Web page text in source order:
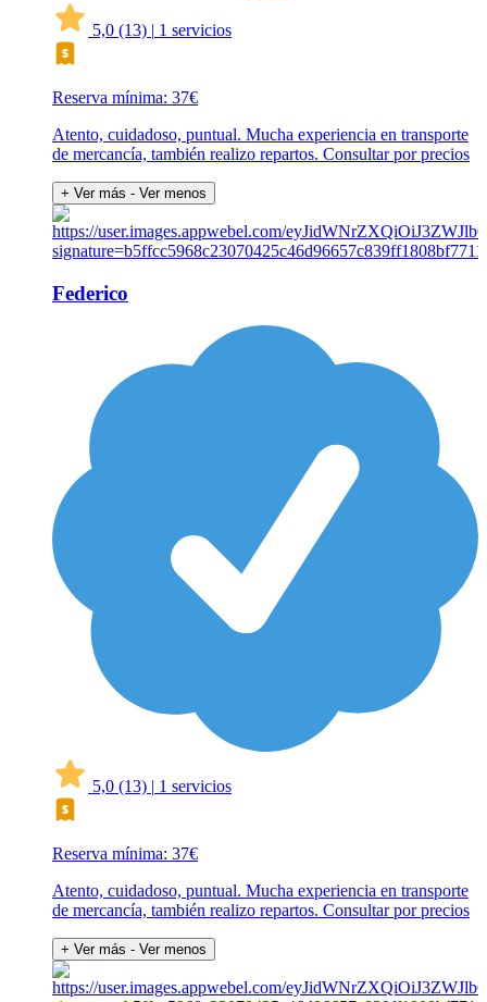
5,0 (13) | 1 servicios
Reserva mínima: 37€
Atento, cuidadoso, puntual. Mucha experiencia en transporte
de mercancía, también realizo repartos. Consultar por precios
+ Ver más - Ver menos
Federico
5,0 (13) | 1 servicios
Reserva mínima: 37€
Atento, cuidadoso, puntual. Mucha experiencia en transporte
de mercancía, también realizo repartos. Consultar por precios
+ Ver más - Ver menos